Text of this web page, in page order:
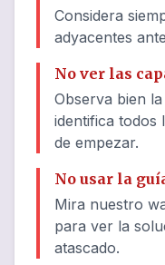
Considera
adyacentes
No ver las
Observa bien
identifica todos
de empezar.
No usar la
Mira nuestro
para ver la
atascado.